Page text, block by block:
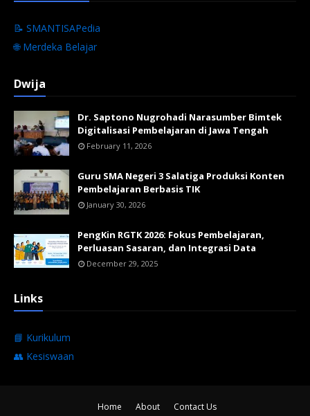
📝 SMANTISAPedia
🌐 Merdeka Belajar
Dwija
Dr. Saptono Nugrohadi Narasumber Bimtek
Digitalisasi Pembelajaran di Jawa Tengah
February 11, 2026
Guru SMA Negeri 3 Salatiga Produksi Konten
Pembelajaran Berbasis TIK
January 30, 2026
PengKin RGTK 2026: Fokus Pembelajaran,
Perluasan Sasaran, dan Integrasi Data
December 29, 2025
Links
📘 Kurikulum
👥 Kesiswaan
Home About Contact Us